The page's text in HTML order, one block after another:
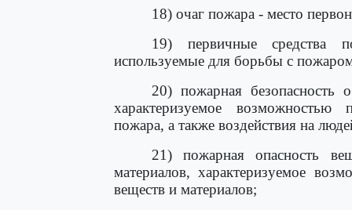
18) очаг пожара - место
19) первичные средства
используемые для борьбы с
20) пожарная безопасность
характеризуемое возможностью
пожара, а также воздействия на
21) пожарная опасность
материалов, характеризуемое
веществ и материалов;